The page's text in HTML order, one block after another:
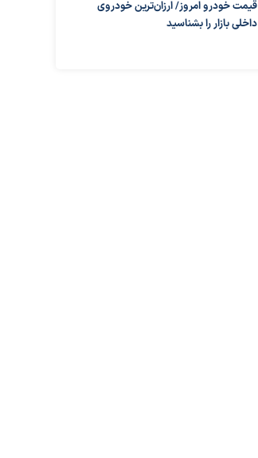
قیمت خودرو امروز/ ارزان‌ترین خودروی
داخلی بازار را بشناسید